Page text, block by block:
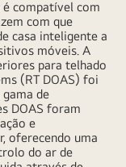
é compatível com
com que
casa inteligente a
móveis. A
para telhado
(RT DOAS) foi
de
DOAS foram
e
oferecendo uma
do ar de